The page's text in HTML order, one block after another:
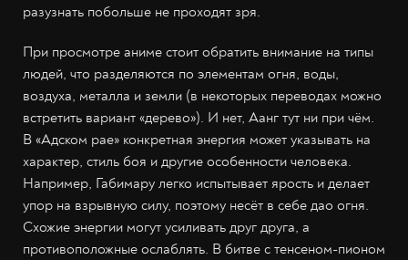
разузнать побольше не проходят зря.
При просмотре аниме стоит обратить внимание на типы
людей, что разделяются по элементам огня, воды,
воздуха, металла и земли (в некоторых переводах можно
встретить вариант «дерево»). И нет, Аанг тут ни при чём.
В «Адском рае» конкретная энергия может указывать на
характер, стиль боя и другие особенности человека.
Например, Габимару легко испытывает ярость и делает
упор на взрывную силу, поэтому несёт в себе дао огня.
Схожие энергии могут усиливать друг друга, а
противоположные ослаблять. В битве с тенсеном-пионом